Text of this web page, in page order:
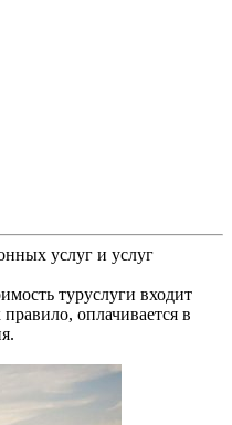
услуг и услуг
туруслуги входит
оплачивается в